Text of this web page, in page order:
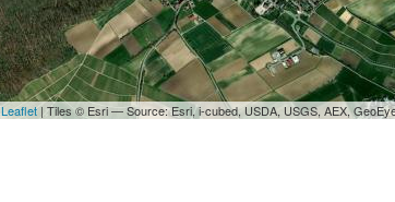
Leaflet| Tiles © Esri — Source: Esri, i-cubed, USDA, USGS, AEX,